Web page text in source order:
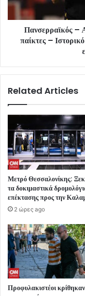
Πανσερραϊκός –
παίκτες –
Related Articles
Μετρό Θεσσαλονίκης:
τα δοκιμαστικά
επέκτασης προς την
2 ώρες ago
Προφυλακιστέοι